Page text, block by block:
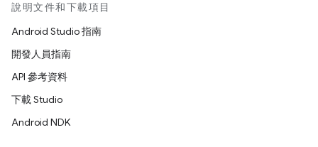
說明文件和下載項目
Android Studio 指南
開發人員指南
API 參考資料
下載 Studio
Android NDK